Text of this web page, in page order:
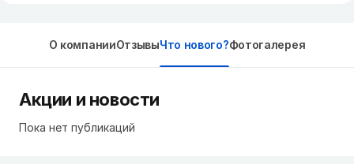
О компанииОтзывыЧто нового?Фотогалерея
Акции и новости
Пока нет публикаций